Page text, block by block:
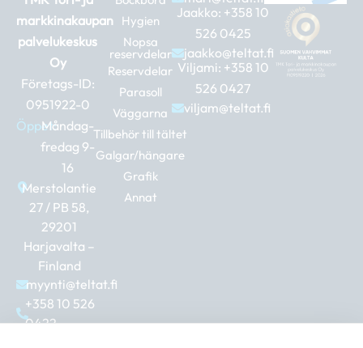
markkinakaupan
palvelukeskus
Oy
Företags-ID:
0951922-0
Öppet:Måndag-
fredag 9-
16
Merstolantie
27 / PB 58,
29201
Harjavalta –
Finland
myynti@teltat.fi
+358 10 526
0422
Hygien
Nopsa
reservdelar
Reservdelar
Parasoll
Väggarna
Tillbehör till tältet
Galgar/hängare
Grafik
Annat
Jaakko: +358 10
526 0425
jaakko@teltat.fi
Viljami: +358 10
526 0427
viljam@teltat.fi